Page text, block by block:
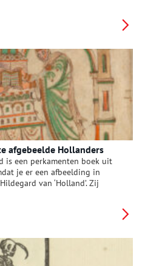
maar Lazarus.
afgebeelde Hollanders
is een perkamenten boek uit
je er een afbeelding in
van ‘Holland’. Zij
de oudste Nederlanders